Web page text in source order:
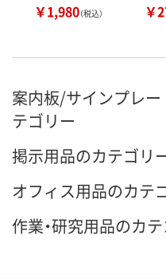
￥1,980（税込） ￥
案内板/サインプレ
テゴリー
掲示用品のカテゴリ
オフィス用品のカテ
作業・研究用品のカ